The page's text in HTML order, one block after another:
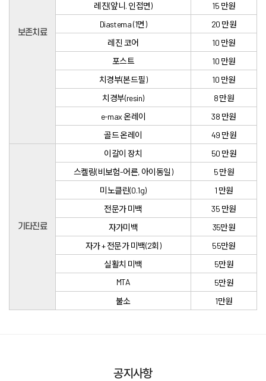
보존치료
레진(앞니. 인접면)
15 만원
Diastema (1면)
20 만원
레진 코어
10 만원
포스트
10 만원
치경부(본드필)
10 만원
치경부(resin)
8 만원
e-max 온레이
38 만원
골드 온레이
49 만원
기타진료
이갈이 장치
50 만원
스켈링(비보험-어른, 아이동일)
5 만원
미노클린(0.1g)
1 만원
전문가 미백
35 만원
자가미백
35만원
자가 + 전문가 미백(2회)
55만원
실활치 미백
5만원
MTA
5만원
불소
1만원
공지사항